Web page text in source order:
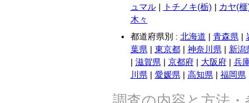
ュマル| トチノキ(栃) | カヤ(榧
木々
都道府県別 : 北海道 | 青森県|
葉県| 東京都| 神奈川県| 新潟
| 滋賀県| 京都府| 大阪府| 兵
川県| 愛媛県| 高知県| 福岡県